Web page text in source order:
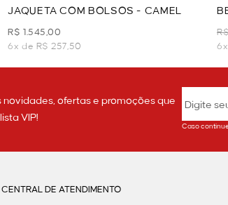
JAQUETA COM BOLSOS - CAMEL
R$ 1.545,00
6x de R$ 257,50
ofertas e promoções que
VIP!
Caso
CENTRAL DE ATENDIMENTO